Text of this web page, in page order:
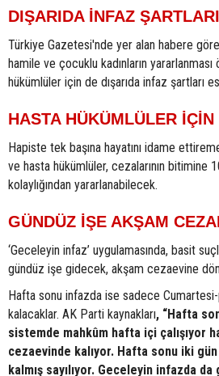
DIŞARIDA İNFAZ
Türkiye Gazetesi'nde yer alan habere
hamile ve çocuklu kadınların
hükümlüler için de dışarıda infaz şartları
HASTA HÜKÜMLÜLER
Hapiste tek başına hayatını idame
ve hasta hükümlüler, cezalarının bitimine
kolaylığından yararlanabilecek.
GÜNDÜZ İŞE AKŞAM
‘Geceleyin infaz’ uygulamasında, basit
gündüz işe gidecek, akşam cezaevine
Hafta sonu infazda ise sadece
kalacaklar. AK Parti kaynakları, “Hafta
sistemde mahkûm hafta içi çalışıyor
cezaevinde kalıyor. Hafta sonu iki gün
kalmış sayılıyor. Geceleyin infazda da